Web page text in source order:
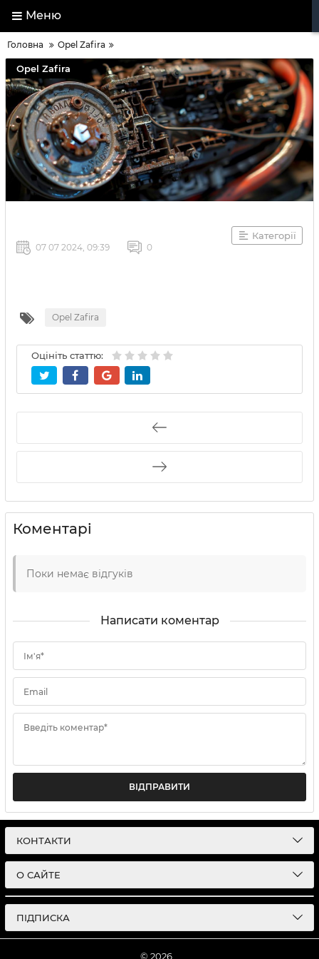
Меню
Головна Opel Zafira
Opel Zafira
Категорії
07 07 2024, 09:39 0
Opel Zafira
Оцініть статтю:
Коментарі
Поки немає відгуків
Написати коментар
Ім'я*
Email
Введіть коментар*
ВІДПРАВИТИ
КОНТАКТИ
О САЙТЕ
ПІДПИСКА
© 2026